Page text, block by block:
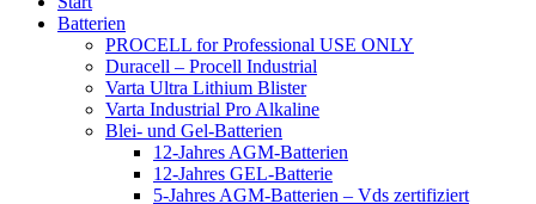
Batterien
PROCELL for Professional USE ONLY
Duracell – Procell Industrial
Varta Ultra Lithium Blister
Varta Industrial Pro Alkaline
Blei- und Gel-Batterien
12-Jahres AGM-Batterien
12-Jahres GEL-Batterie
5-Jahres AGM-Batterien – Vds zertifiziert